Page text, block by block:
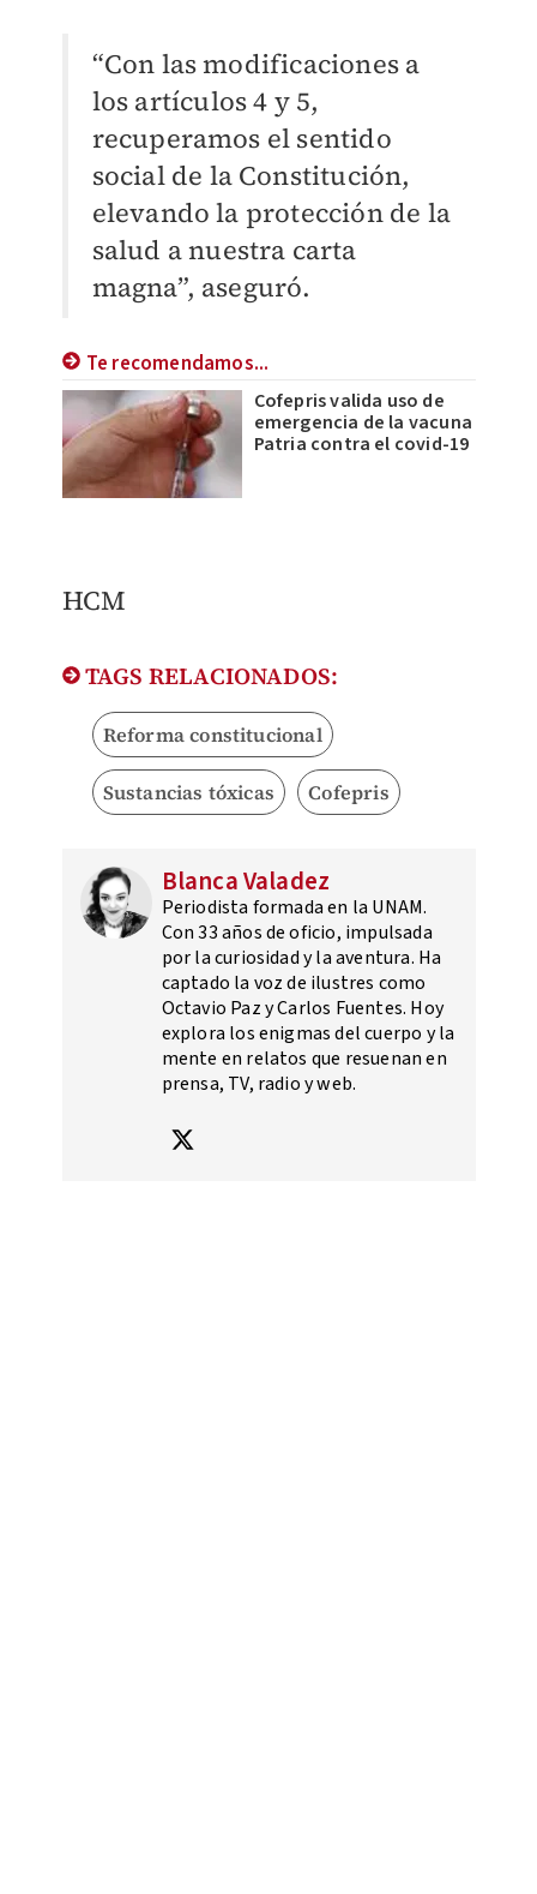
“Con las modificaciones a
los artículos 4 y 5,
recuperamos el sentido
social de la Constitución,
elevando la protección de la
salud a nuestra carta
magna”, aseguró.
Te recomendamos...
Cofepris valida uso de
emergencia de la vacuna
Patria contra el covid-19
HCM
TAGS RELACIONADOS:
Reforma constitucional
Sustancias tóxicas Cofepris
Blanca Valadez
Periodista formada en la UNAM.
Con 33 años de oficio, impulsada
por la curiosidad y la aventura. Ha
captado la voz de ilustres como
Octavio Paz y Carlos Fuentes. Hoy
explora los enigmas del cuerpo y la
mente en relatos que resuenan en
prensa, TV, radio y web.